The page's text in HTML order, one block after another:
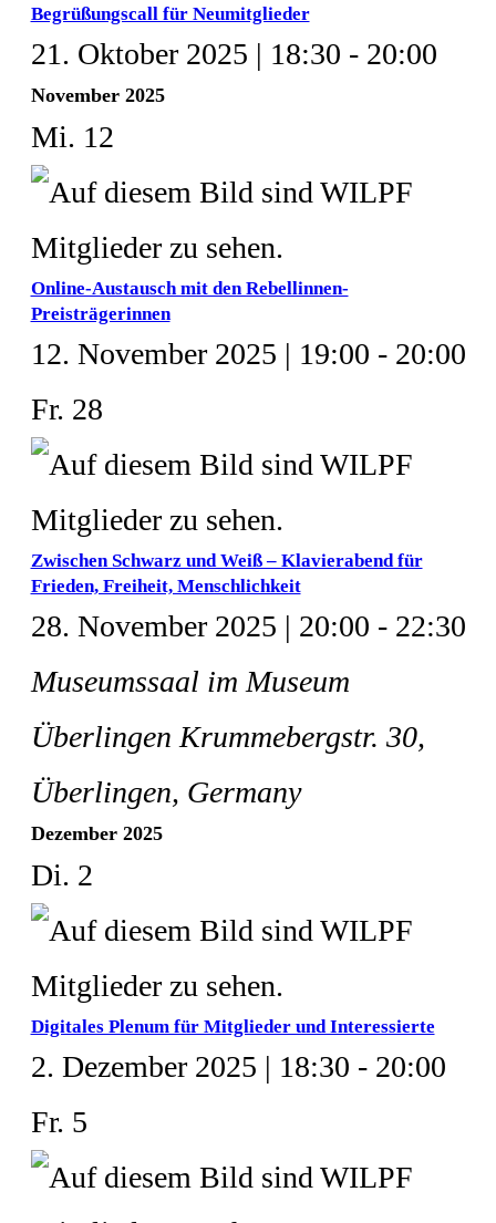
Begrüßungscall für Neumitglieder
21. Oktober 2025 | 18:30 - 20:00
November 2025
Mi. 12
Online-Austausch mit den Rebellinnen-
Preisträgerinnen
12. November 2025 | 19:00 - 20:00
Fr. 28
Zwischen Schwarz und Weiß – Klavierabend für
Frieden, Freiheit, Menschlichkeit
28. November 2025 | 20:00 - 22:30
Museumssaal im Museum
Überlingen Krummebergstr. 30,
Überlingen, Germany
Dezember 2025
Di. 2
Digitales Plenum für Mitglieder und Interessierte
2. Dezember 2025 | 18:30 - 20:00
Fr. 5